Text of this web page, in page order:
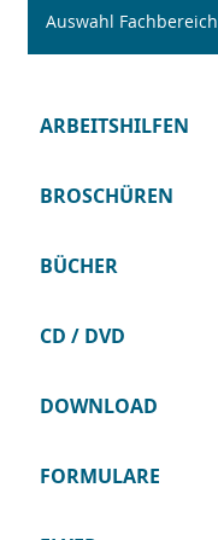
Auswahl Fachbereich
ARBEITSHILFEN
BROSCHÜREN
BÜCHER
CD / DVD
DOWNLOAD
FORMULARE